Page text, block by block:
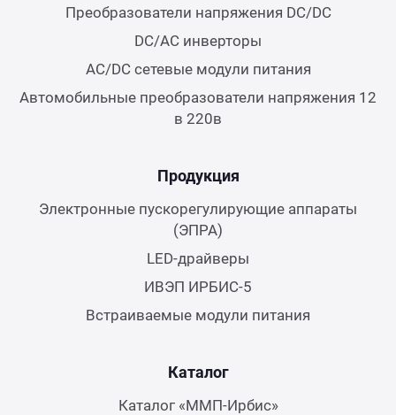
Преобразователи напряжения DC/DC
DC/AC инверторы
AC/DC сетевые модули питания
Автомобильные преобразователи напряжения 12
в 220в
Продукция
Электронные пускорегулирующие аппараты
(ЭПРА)
LED-драйверы
ИВЭП ИРБИС-5
Встраиваемые модули питания
Каталог
Каталог «ММП-Ирбис»